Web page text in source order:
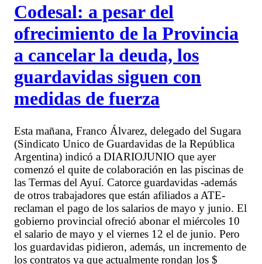
Codesal: a pesar del
ofrecimiento de la Provincia
a cancelar la deuda, los
guardavidas siguen con
medidas de fuerza
Esta mañana, Franco Álvarez, delegado del Sugara
(Sindicato Unico de Guardavidas de la República
Argentina) indicó a DIARIOJUNIO que ayer
comenzó el quite de colaboración en las piscinas de
las Termas del Ayuí. Catorce guardavidas -además
de otros trabajadores que están afiliados a ATE-
reclaman el pago de los salarios de mayo y junio. El
gobierno provincial ofreció abonar el miércoles 10
el salario de mayo y el viernes 12 el de junio. Pero
los guardavidas pidieron, además, un incremento de
los contratos ya que actualmente rondan los $